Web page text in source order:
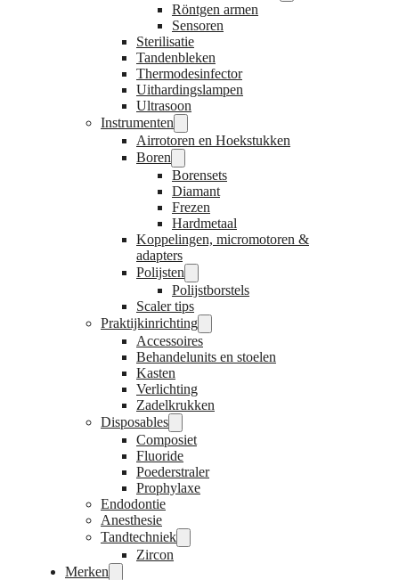
Röntgen armen
Sensoren
Sterilisatie
Tandenbleken
Thermodesinfector
Uithardingslampen
Ultrasoon
Instrumenten
Airrotoren en Hoekstukken
Boren
Borensets
Diamant
Frezen
Hardmetaal
Koppelingen, micromotoren &
adapters
Polijsten
Polijstborstels
Scaler tips
Praktijkinrichting
Accessoires
Behandelunits en stoelen
Kasten
Verlichting
Zadelkrukken
Disposables
Composiet
Fluoride
Poederstraler
Prophylaxe
Endodontie
Anesthesie
Tandtechniek
Zircon
Merken